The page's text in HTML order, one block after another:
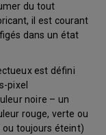
du tout
il est courant
dans un état
est défini
pixel
noire – un
rouge, verte ou
ou toujours éteint)